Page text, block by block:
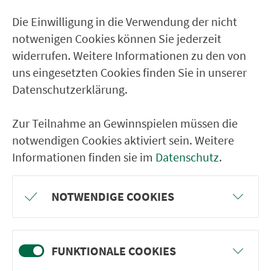
Wassermungenau Mitte
Wernfels West
Winkelhaid (b. Windsbach)
Untereschenbach (b. Windsbach)
Elpersdorf (b. Windsbach)
Windsbach Spalter Str.
Windsbach Gymnasium
RÜCKFAHRT
Windsbach Gymnasium
Die Einwilligung in die Verwendung der nicht
notwenigen Cookies können Sie jederzeit
widerrufen. Weitere Informationen zu den von
uns eingesetzten Cookies finden Sie in unserer
Datenschutzerklärung.
Zur Teilnahme an Gewinnspielen müssen die
notwendigen Cookies aktiviert sein. Weitere
Informationen finden sie im Datenschutz.
NOTWENDIGE COOKIES
FUNKTIONALE COOKIES